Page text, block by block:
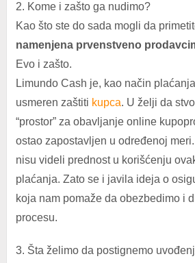
2. Kome i zašto ga nudimo?
Kao što ste do sada mogli da
namenjena prvenstveno
Evo i zašto.
Limundo Cash je, kao način
usmeren zaštiti kupca. U želji da
“prostor” za obavljanje online
ostao zapostavljen u određenoj meri.
nisu videli prednost u korišćenju
plaćanja. Zato se i javila ideja o
koja nam pomaže da obezbedimo i
procesu.
3. Šta želimo da postignemo